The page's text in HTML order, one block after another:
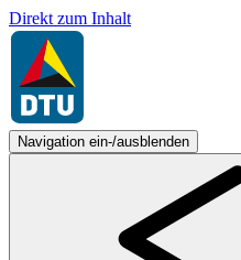
Direkt zum Inhalt
Navigation ein-/ausblenden